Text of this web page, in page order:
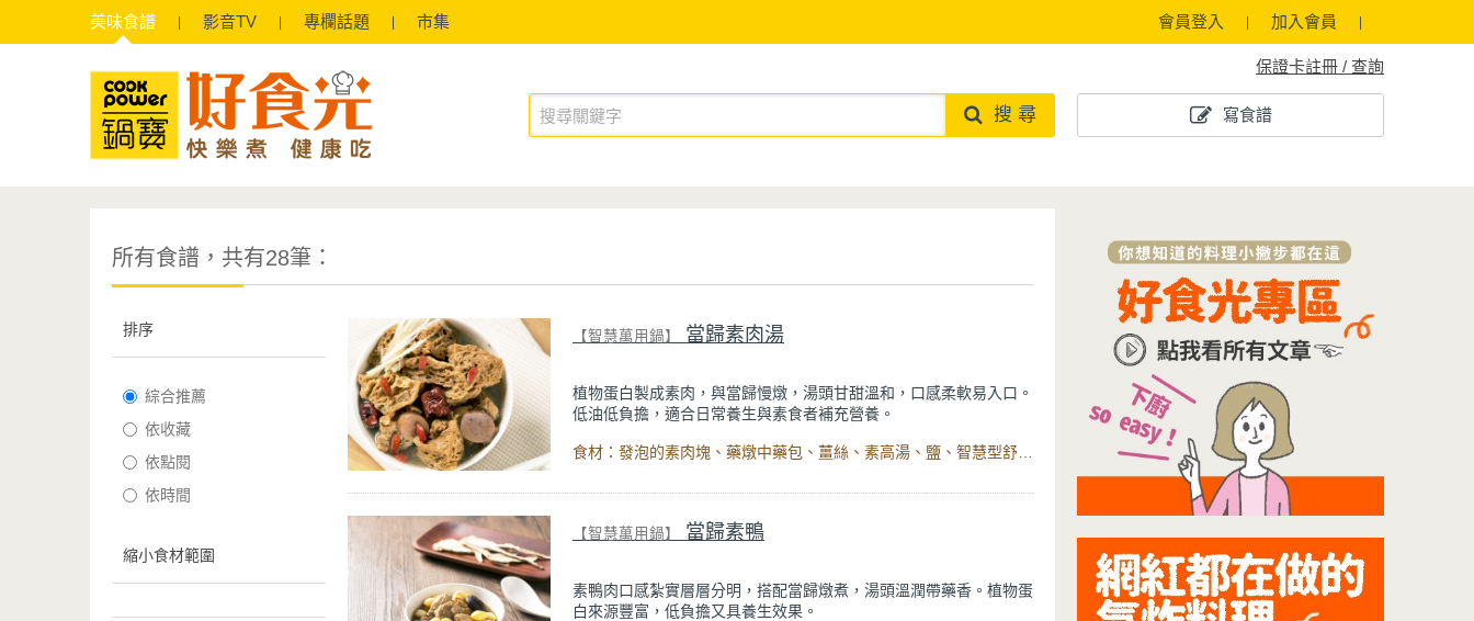
美味食譜 影音TV 專欄話題 市集 會員登入 加入會員
保證卡註冊 / 查詢
寫食譜
搜 尋
所有食譜，共有28筆：
排序
綜合推薦
依收藏
依點閱
依時間
縮小食材範圍
【智慧萬用鍋】 當歸素肉湯
植物蛋白製成素肉，與當歸慢燉，湯頭甘甜溫和，口感柔軟易入口。
低油低負擔，適合日常養生與素食者補充營養。
【智慧萬用鍋】 當歸素鴨
素鴨肉口感紮實層層分明，搭配當歸燉煮，湯頭溫潤帶藥香。植物蛋
白來源豐富，低負擔又具養生效果。